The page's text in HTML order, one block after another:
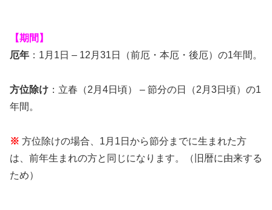
【期間】
厄年 ：1月1日 – 12月31日（前厄・本厄・後厄）の1年間。
方位除け ：立春（2月4日頃） – 節分の日（2月3日頃）の1
年間。
※ 方位除けの場合、1月1日から節分までに生まれた方
は、前年生まれの方と同じになります。（旧暦に由来する
ため）